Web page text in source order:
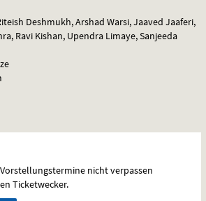
Deshmukh, Arshad Warsi, Jaaved Jaaferi,
Ravi Kishan, Upendra Limaye, Sanjeeda
nicht verpassen
Ticketwecker.